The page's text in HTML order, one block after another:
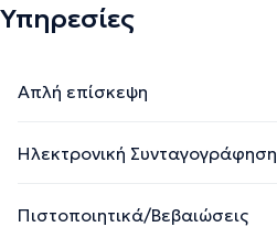
Υπηρεσίες
Απλή επίσκεψη
Ηλεκτρονική Συνταγογράφηση
Πιστοποιητικά/Βεβαιώσεις